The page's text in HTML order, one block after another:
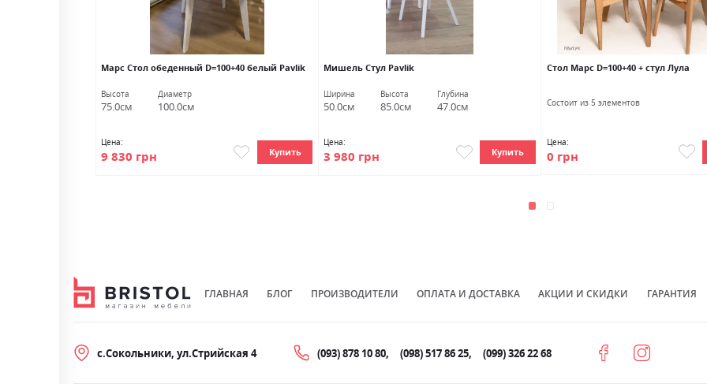
Марс Стол обеденный D=100+40 белый Pavlik
Высота
75.0см
Диаметр
100.0см
Цена:
9 830 грн Купить
Мишель Стул Pavlik
Ширина
50.0см
Высота
85.0см
Глубина
47.0см
Цена:
3 980 грн Купить
Стол Марс D=100+40 + стул Лула
Состоит из 5 элементов
Цена:
0 грн
ГЛАВНАЯ БЛОГ ПРОИЗВОДИТЕЛИ ОПЛАТА И ДОСТАВКА АКЦИИ И СКИДКИ ГАРАНТИЯ
с.Сокольники, ул.Стрийская 4 (093) 878 10 80 (098) 517 86 25 (099) 326 22 68